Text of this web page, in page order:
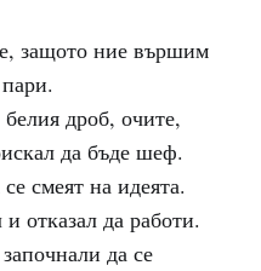
защото ние вършим
дроб, очите,
да бъде шеф.
смеят на идеята.
отказал да работи.
да се